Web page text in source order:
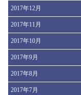
2017年12月
2017年11月
2017年10月
2017年9月
2017年8月
2017年7月